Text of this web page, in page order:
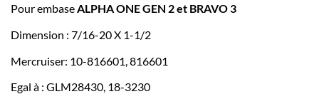
Pour embaseALPHA ONE GEN 2 et BRAVO 3
Dimension : 7/16-20 X 1-1/2
Mercruiser: 10-816601, 816601
Egal à : GLM28430, 18-3230